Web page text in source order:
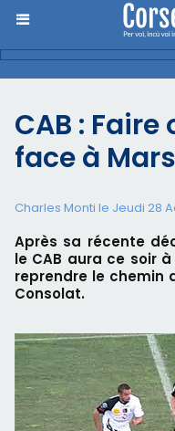
CAB :
face à
Charles Monti le Jeudi 28
Après sa récente
le CAB aura ce soir
reprendre le chemin
Consolat.